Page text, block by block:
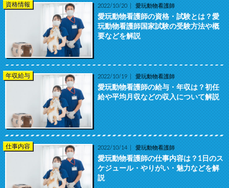
資格情報 2022/10/20 愛玩動物看護師
愛玩動物看護師の資格・試験とは？愛
玩動物看護師国家試験の受験方法や概
要などを解説
年収給与 2022/10/19 愛玩動物看護師
愛玩動物看護師の給与・年収は？初任
給や平均月収などの収入について解説
仕事内容 2022/10/14 愛玩動物看護師
愛玩動物看護師の仕事内容は？1日のス
ケジュール・やりがい・魅力などを解
説